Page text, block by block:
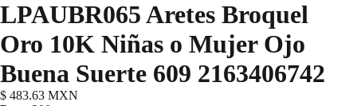
LPAUBR065 Aretes Broquel
Oro 10K Niñas o Mujer Ojo
Buena Suerte 609 2163406742
$ 483.63 MXN